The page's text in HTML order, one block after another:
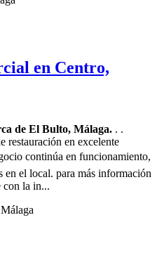
en Centro,
de El Bulto, Málaga. . .
restauración en excelente
continúa en funcionamiento,
en el local. para más información
con la in...